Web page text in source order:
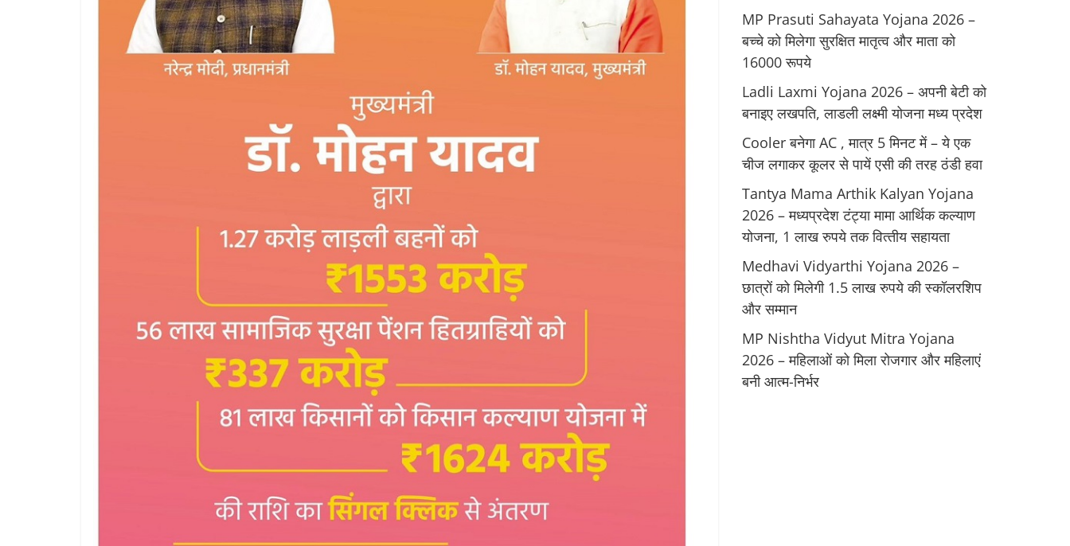
MP Prasuti Sahayata Yojana 2026 –
बच्चे को मिलेगा सुरक्षित मातृत्व और माता को
16000 रूपये
Ladli Laxmi Yojana 2026 – अपनी बेटी को
बनाइए लखपति, लाडली लक्ष्मी योजना मध्य प्रदेश
Cooler बनेगा AC , मात्र 5 मिनट में – ये एक
चीज लगाकर कूलर से पायें एसी की तरह ठंडी हवा
Tantya Mama Arthik Kalyan Yojana
2026 – मध्‍यप्रदेश टंट्या मामा आर्थिक कल्‍याण
योजना, 1 लाख रुपये तक वित्‍तीय सहायता
Medhavi Vidyarthi Yojana 2026 –
छात्रों को मिलेगी 1.5 लाख रुपये की स्कॉलरशिप
और सम्मान
MP Nishtha Vidyut Mitra Yojana
2026 – महिलाओं को मिला रोजगार और महिलाएं
बनी आत्म-निर्भर